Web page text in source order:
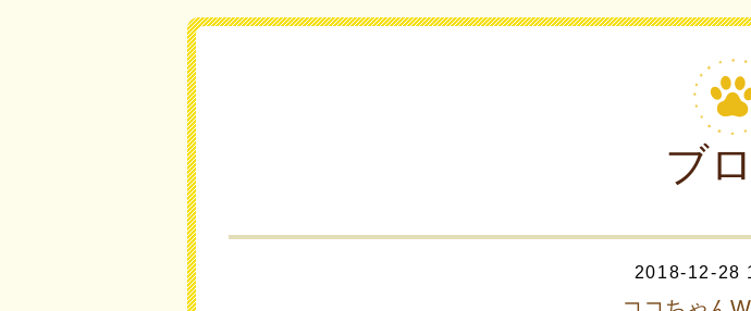
ブ
2018-12-28